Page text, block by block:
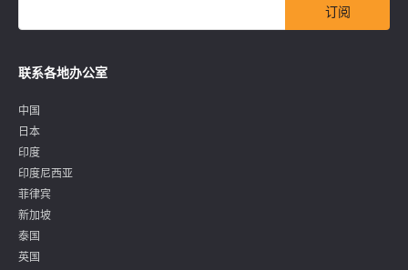
联系各地办公室
中国
日本
印度
印度尼西亚
菲律宾
新加坡
泰国
英国